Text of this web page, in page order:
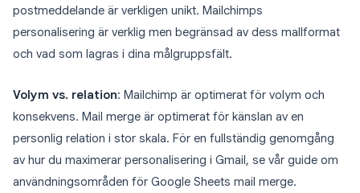
postmeddelande är verkligen unikt. Mailchimps
personalisering är verklig men begränsad av dess mallformat
och vad som lagras i dina målgruppsfält.
Volym vs. relation: Mailchimp är optimerat för volym och
konsekvens. Mail merge är optimerat för känslan av en
personlig relation i stor skala. För en fullständig genomgång
av hur du maximerar personalisering i Gmail, se vår guide om
användningsområden för Google Sheets mail merge.